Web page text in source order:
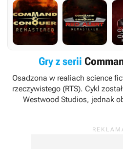
Gry z serii
Osadzona w realiach science
rzeczywistego (RTS). Cykl
Westwood Studios, jednak
Games i EA